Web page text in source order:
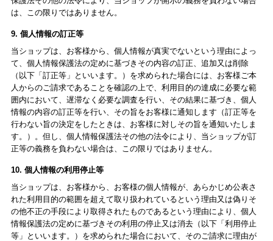
は、この限りではありません。
9. 個人情報の訂正等
当ショップは、お客様から、個人情報が真実でないという理由によっ
て、個人情報保護法の定めに基づきその内容の訂正、追加又は削除
（以下「訂正等」といいます。）を求められた場合には、お客様ご本
人からのご請求であることを確認の上で、利用目的の達成に必要な範
囲内において、遅滞なく必要な調査を行い、その結果に基づき、個人
情報の内容の訂正等を行い、その旨をお客様に通知します（訂正等を
行わない旨の決定をしたときは、お客様に対しその旨を通知いたしま
す。）。但し、個人情報保護法その他の法令により、当ショップが訂
正等の義務を負わない場合は、この限りではありません。
10. 個人情報の利用停止等
当ショップは、お客様から、お客様の個人情報が、あらかじめ公表さ
れた利用目的の範囲を超えて取り扱われているという理由又は偽りそ
の他不正の手段により取得されたものであるという理由により、個人
情報保護法の定めに基づきその利用の停止又は消去（以下「利用停止
等」といいます。）を求められた場合において、そのご請求に理由が